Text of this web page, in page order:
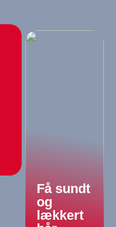
Få sundt
og
lækkert